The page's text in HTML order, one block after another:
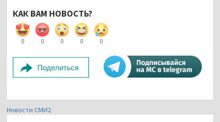
КАК ВАМ НОВОСТЬ?
0 0 0 0 0
Поделиться
Новости СМИ2